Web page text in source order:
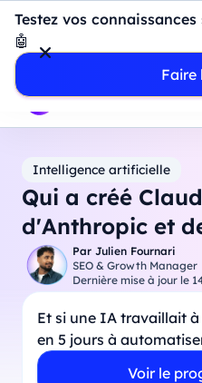
Testez vos
🤖
Faire
Introduction à Power BI :
dashboard de A à Z
- Mardi
Professionnels
Étudiants
Intelligence artificielle
Qui a créé
d'Anthropic et
Par Julien Fournari
SEO & Growth Manager
Dernière mise à jour le
Et si une IA travaillait
en 5 jours à
Voir le